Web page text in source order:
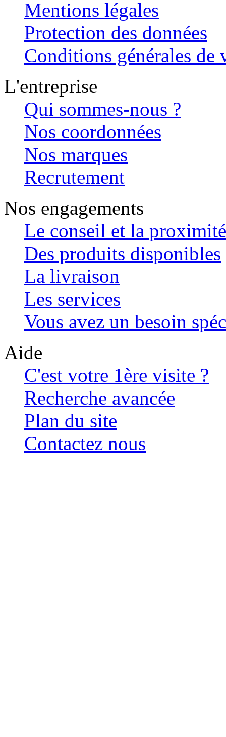
Mentions légales
Protection des données
Conditions générales de
L'entreprise
Qui sommes-nous ?
Nos coordonnées
Nos marques
Recrutement
Nos engagements
Le conseil et la proximité
Des produits disponibles
La livraison
Les services
Vous avez un besoin
Aide
C'est votre 1ère visite ?
Recherche avancée
Plan du site
Contactez nous